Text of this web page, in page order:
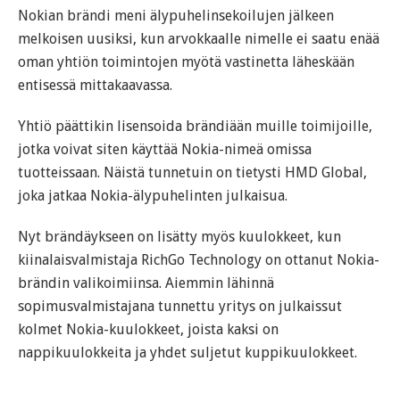
Nokian brändi meni älypuhelinsekoilujen jälkeen
melkoisen uusiksi, kun arvokkaalle nimelle ei saatu enää
oman yhtiön toimintojen myötä vastinetta läheskään
entisessä mittakaavassa.
Yhtiö päättikin lisensoida brändiään muille toimijoille,
jotka voivat siten käyttää Nokia-nimeä omissa
tuotteissaan. Näistä tunnetuin on tietysti HMD Global,
joka jatkaa Nokia-älypuhelinten julkaisua.
Nyt brändäykseen on lisätty myös kuulokkeet, kun
kiinalaisvalmistaja RichGo Technology on ottanut Nokia-
brändin valikoimiinsa. Aiemmin lähinnä
sopimusvalmistajana tunnettu yritys on julkaissut
kolmet Nokia-kuulokkeet, joista kaksi on
nappikuulokkeita ja yhdet suljetut kuppikuulokkeet.